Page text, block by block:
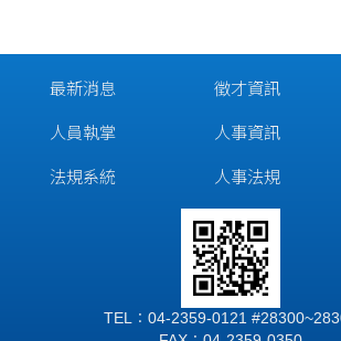
最新消息
人員執掌
法規系統
徵才資訊
人事資訊
人事法規
TEL：04-2359-0121